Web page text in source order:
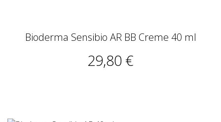
Bioderma Sensibio AR BB Creme 40 ml
29,80 €